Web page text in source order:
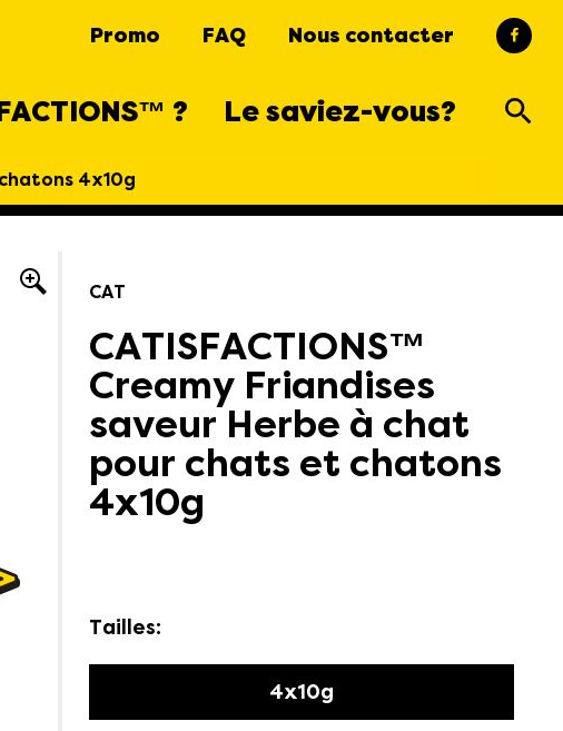
Promo FAQ Nous contacter
? Le saviez-vous?
4x10g
CAT
CATISFACTIONS™
Creamy Friandises
saveur Herbe à chat
pour chats et chatons
4x10g
Tailles:
4x10g